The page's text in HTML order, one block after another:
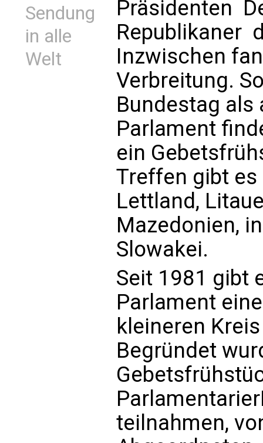
Sendung
in alle
Welt
Präsidenten 
Republikaner
Inzwischen
Verbreitung.
Bundestag als
Parlament
ein
Treffen gibt es
Lettland,
Mazedonien,
Slowakei.
Seit 1981 gibt
Parlament
kleineren
Begründet
teilnahmen,